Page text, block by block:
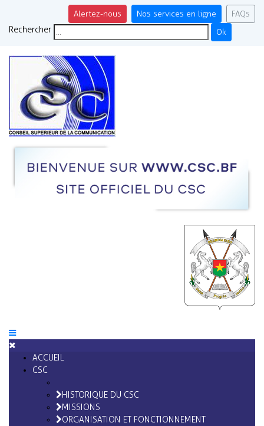
Alertez-nous Nos services en ligne
FAQs
Rechercher
Ok
ACCUEIL
CSC
HISTORIQUE DU CSC
MISSIONS
ORGANISATION ET FONCTIONNEMENT